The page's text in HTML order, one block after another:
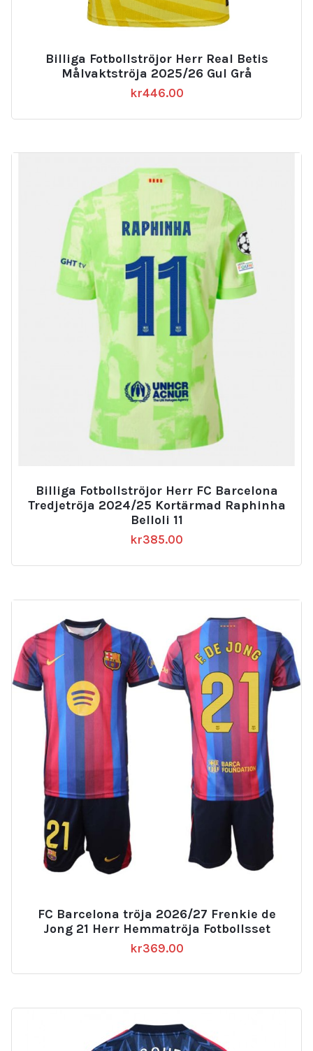
Billiga Fotbollströjor Herr Real Betis
Målvaktströja 2025/26 Gul Grå
kr446.00
Billiga Fotbollströjor Herr FC Barcelona
Tredjetröja 2024/25 Kortärmad Raphinha
Belloli 11
kr385.00
FC Barcelona tröja 2026/27 Frenkie de
Jong 21 Herr Hemmatröja Fotbollsset
kr369.00